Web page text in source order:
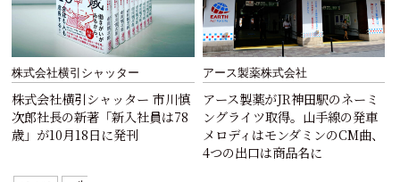
株式会社横引シャッター
株式会社横引シャッター 市川慎
次郎社長の新著「新入社員は78
歳」が10月18日に発刊
アース製薬株式会社
アース製薬がJR神田駅のネーミ
ングライツ取得。山手線の発車
メロディはモンダミンのCM曲、
4つの出口は商品名に